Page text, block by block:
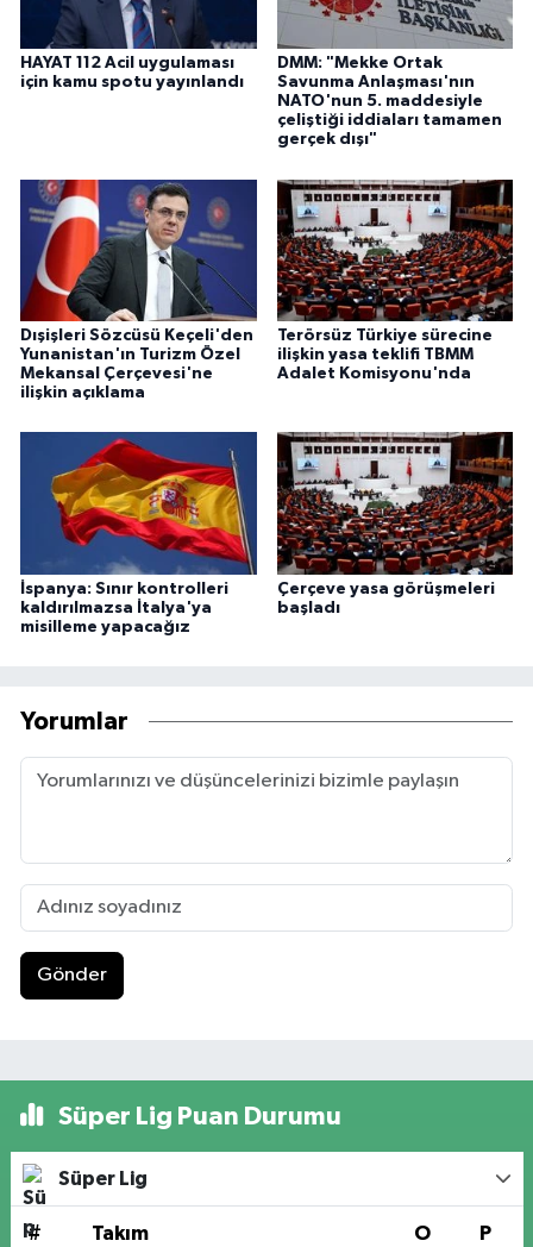
HAYAT 112 Acil uygulaması
için kamu spotu yayınlandı
DMM: "Mekke Ortak
Savunma Anlaşması'nın
NATO'nun 5. maddesiyle
çeliştiği iddiaları tamamen
gerçek dışı"
Dışişleri Sözcüsü Keçeli'den
Yunanistan'ın Turizm Özel
Mekansal Çerçevesi'ne
ilişkin açıklama
Terörsüz Türkiye sürecine
ilişkin yasa teklifi TBMM
Adalet Komisyonu'nda
İspanya: Sınır kontrolleri
kaldırılmazsa İtalya'ya
misilleme yapacağız
Çerçeve yasa görüşmeleri
başladı
Yorumlar
Gönder
Süper Lig Puan Durumu
Süper Lig
# Takım O P